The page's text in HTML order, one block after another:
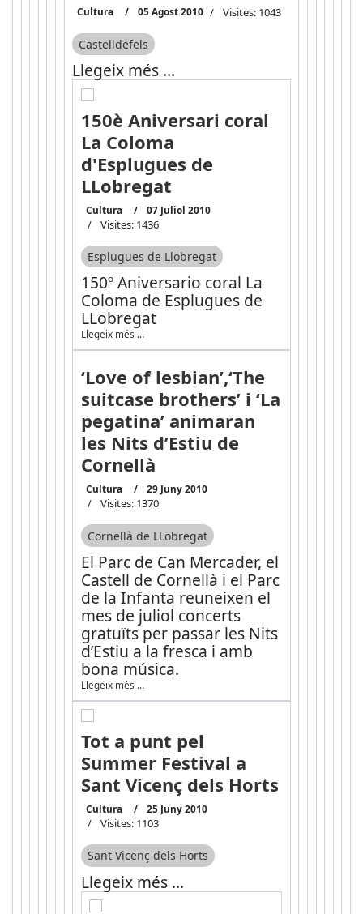
Cultura 05 Agost 2010 Visites: 1043
Castelldefels
Llegeix més …
150è Aniversari coral
La Coloma
d'Esplugues de
LLobregat
Cultura 07 Juliol 2010
Visites: 1436
Esplugues de Llobregat
150º Aniversario coral La
Coloma de Esplugues de
LLobregat
Llegeix més …
‘Love of lesbian’,‘The
suitcase brothers’ i ‘La
pegatina’ animaran
les Nits d’Estiu de
Cornellà
Cultura 29 Juny 2010
Visites: 1370
Cornellà de LLobregat
El Parc de Can Mercader, el
Castell de Cornellà i el Parc
de la Infanta reuneixen el
mes de juliol concerts
gratuïts per passar les Nits
d’Estiu a la fresca i amb
bona música.
Llegeix més …
Tot a punt pel
Summer Festival a
Sant Vicenç dels Horts
Cultura 25 Juny 2010
Visites: 1103
Sant Vicenç dels Horts
Llegeix més …